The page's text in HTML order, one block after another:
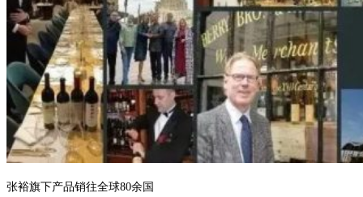
张裕旗下产品销往全球80余国